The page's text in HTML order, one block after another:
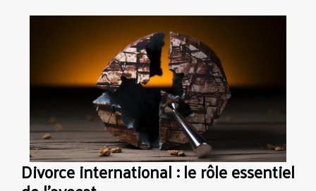
Divorce international : le rôle essentiel